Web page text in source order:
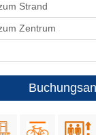
Strand
Zentrum